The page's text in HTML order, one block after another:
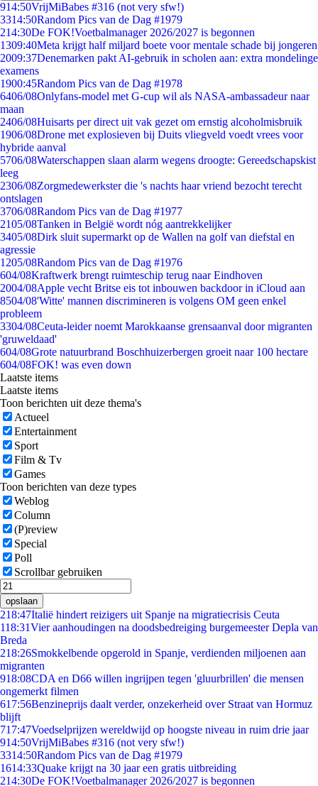
914:50VrijMiBabes #316 (not very sfw!)
3314:50Random Pics van de Dag #1979
214:30De FOK!Voetbalmanager 2026/2027 is begonnen
1309:40Meta krijgt half miljard boete voor mentale schade bij jongeren
2009:37Denemarken pakt AI-gebruik in scholen aan: extra mondelinge
examens
1900:45Random Pics van de Dag #1978
6406/08Onlyfans-model met G-cup wil als NASA-ambassadeur naar
maan
2406/08Huisarts per direct uit vak gezet om ernstig alcoholmisbruik
1906/08Drone met explosieven bij Duits vliegveld voedt vrees voor
hybride aanval
5706/08Waterschappen slaan alarm wegens droogte: Gereedschapskist
leeg
2306/08Zorgmedewerkster die 's nachts haar vriend bezocht terecht
ontslagen
3706/08Random Pics van de Dag #1977
2105/08Tanken in België wordt nóg aantrekkelijker
3405/08Dirk sluit supermarkt op de Wallen na golf van diefstal en
agressie
1205/08Random Pics van de Dag #1976
604/08Kraftwerk brengt ruimteschip terug naar Eindhoven
2004/08Apple vecht Britse eis tot inbouwen backdoor in iCloud aan
8504/08'Witte' mannen discrimineren is volgens OM geen enkel
probleem
3304/08Ceuta-leider noemt Marokkaanse grensaanval door migranten
'gruweldaad'
604/08Grote natuurbrand Boschhuizerbergen groeit naar 100 hectare
604/08FOK! was even down
Laatste items
Laatste items
Toon berichten uit deze thema's
Actueel
Entertainment
Sport
Film & Tv
Games
Toon berichten van deze types
Weblog
Column
(P)review
Special
Poll
Scrollbar gebruiken
opslaan
218:47Italië hindert reizigers uit Spanje na migratiecrisis Ceuta
118:31Vier aanhoudingen na doodsbedreiging burgemeester Depla van
Breda
218:26Smokkelbende opgerold in Spanje, verdienden miljoenen aan
migranten
918:08CDA en D66 willen ingrijpen tegen 'gluurbrillen' die mensen
ongemerkt filmen
617:56Benzineprijs daalt verder, onzekerheid over Straat van Hormuz
blijft
717:47Voedselprijzen wereldwijd op hoogste niveau in ruim drie jaar
914:50VrijMiBabes #316 (not very sfw!)
3314:50Random Pics van de Dag #1979
1614:33Quake krijgt na 30 jaar een gratis uitbreiding
214:30De FOK!Voetbalmanager 2026/2027 is begonnen